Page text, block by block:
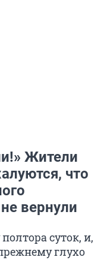
Жители
что
вернули
суток, и,
глухо